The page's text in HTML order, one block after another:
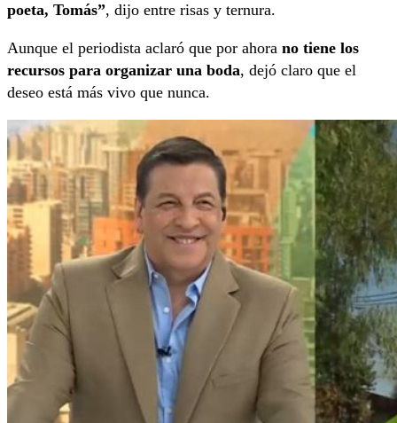
poeta, Tomás”, dijo entre risas y ternura.
Aunque el periodista aclaró que por ahora no tiene los
recursos para organizar una boda, dejó claro que el
deseo está más vivo que nunca.